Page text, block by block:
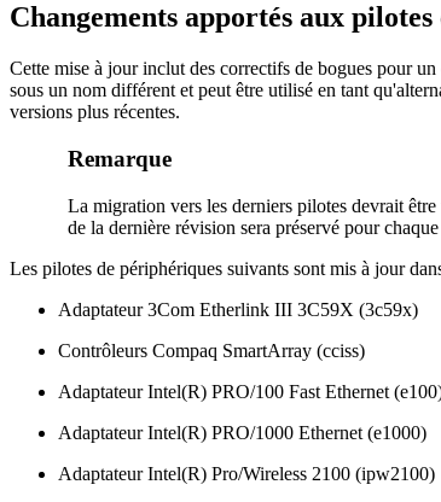
Changements apportés aux
Cette mise à jour inclut des correctifs de bogues pour
sous un nom différent et peut être utilisé en tant
versions plus récentes.
Remarque
La migration vers les derniers pilotes devrait
de la dernière révision sera préservé pour
Les pilotes de périphériques suivants sont mis à jour
Adaptateur 3Com Etherlink III 3C59X (3c59x)
Contrôleurs Compaq SmartArray (cciss)
Adaptateur Intel(R) PRO/100 Fast Ethernet
Adaptateur Intel(R) PRO/1000 Ethernet (e1000)
Adaptateur Intel(R) Pro/Wireless 2100 (ipw2100)